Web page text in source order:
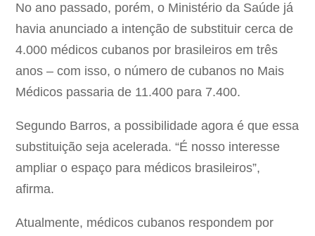
No ano passado, porém, o Ministério da Saúde já
havia anunciado a intenção de substituir cerca de
4.000 médicos cubanos por brasileiros em três
anos – com isso, o número de cubanos no Mais
Médicos passaria de 11.400 para 7.400.
Segundo Barros, a possibilidade agora é que essa
substituição seja acelerada. “É nosso interesse
ampliar o espaço para médicos brasileiros”,
afirma.
Atualmente, médicos cubanos respondem por